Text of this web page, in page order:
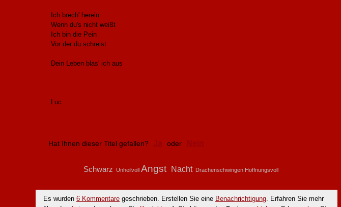
Ich brech' herein
Wenn du's nicht weißt
Ich bin die Pein
Vor der du schreist
Dein Leben blas' ich aus
Luc
Hat Ihnen dieser Titel gefallen? oder
Schwarz Unheilvoll Angst Nacht Drachenschwingen Hoffnungsvoll
Es wurden 6 Kommentare geschrieben. Erstellen Sie eine Benachrichtigung. Erfahren Sie mehr